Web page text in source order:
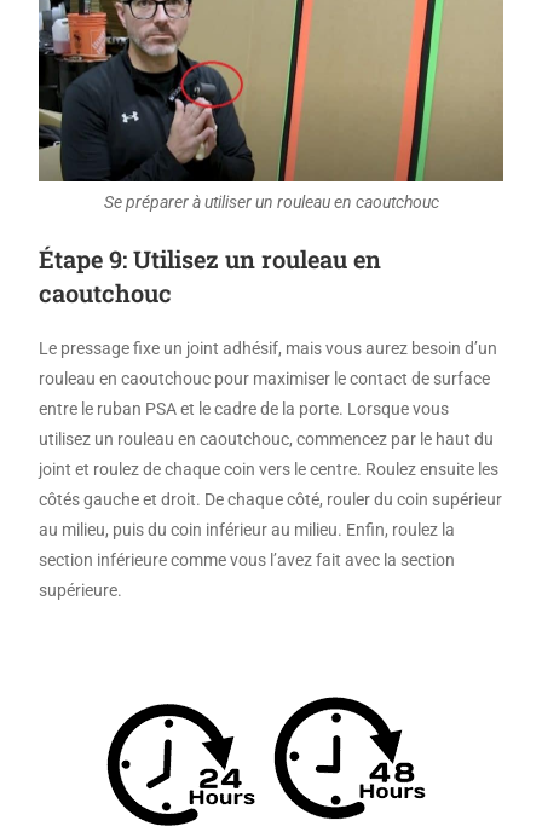
Se préparer à utiliser un rouleau en caoutchouc
Étape 9: Utilisez un rouleau en
caoutchouc
Le pressage fixe un joint adhésif, mais vous aurez besoin d’un
rouleau en caoutchouc pour maximiser le contact de surface
entre le ruban PSA et le cadre de la porte. Lorsque vous
utilisez un rouleau en caoutchouc, commencez par le haut du
joint et roulez de chaque coin vers le centre. Roulez ensuite les
côtés gauche et droit. De chaque côté, rouler du coin supérieur
au milieu, puis du coin inférieur au milieu. Enfin, roulez la
section inférieure comme vous l’avez fait avec la section
supérieure.